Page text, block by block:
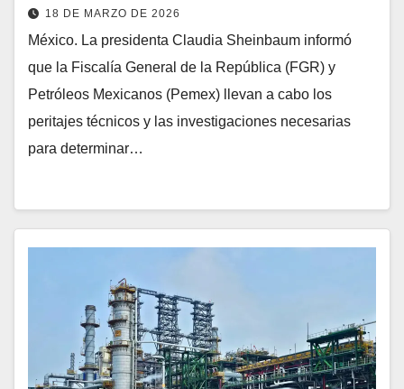
18 DE MARZO DE 2026
México. La presidenta Claudia Sheinbaum informó
que la Fiscalía General de la República (FGR) y
Petróleos Mexicanos (Pemex) llevan a cabo los
peritajes técnicos y las investigaciones necesarias
para determinar…